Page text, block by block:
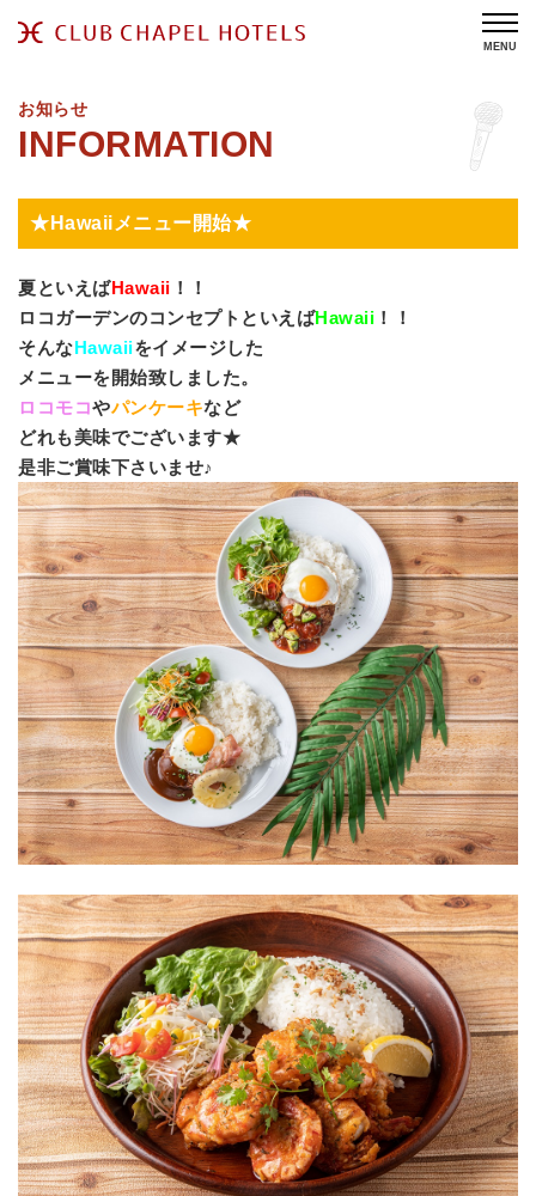
MENU
お知らせ
★Hawaiiメニュー開始★
夏といえばHawaii ！！
ロコガーデンのコンセプトといえばHawaii ！！
そんなHawaiiをイメージした
メニューを開始致しました。
ロコモコやパンケーキなど
どれも美味でございます★
是非ご賞味下さいませ♪